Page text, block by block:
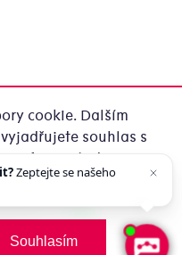
cookie. Dalším
souhlas s
informací
zde
Souhlasím
ze Zátiší. Všechna práva
cookies
Zeptejte se našeho